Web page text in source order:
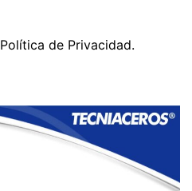
Política de Privacidad.